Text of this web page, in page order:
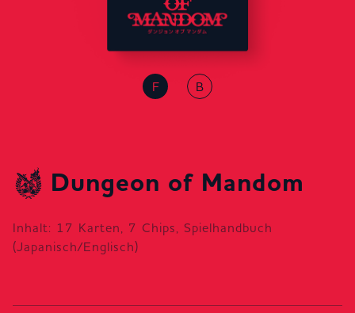
Dungeon of Mandom
Inhalt: 17 Karten, 7 Chips, Spielhandbuch
(Japanisch/Englisch)
F B